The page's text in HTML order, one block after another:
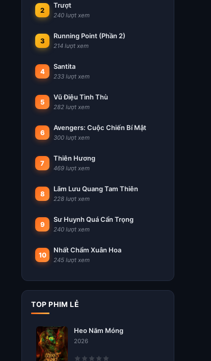
2
Trượt
240 lượt xem
3
Running Point (Phần 2)
214 lượt xem
4
Santita
233 lượt xem
5
Vũ Điệu Tình Thù
282 lượt xem
6
Avengers: Cuộc Chiến Bí Mật
300 lượt xem
7
Thiên Hương
469 lượt xem
8
Lãm Lưu Quang Tam Thiên
228 lượt xem
9
Sư Huynh Quá Cẩn Trọng
240 lượt xem
10
Nhất Chẩm Xuân Hoa
245 lượt xem
TOP PHIM LẺ
Heo Năm Móng
2026